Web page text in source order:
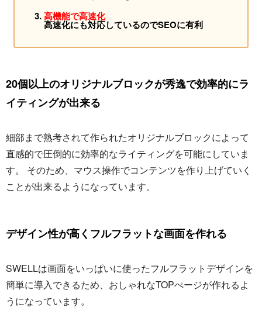
高機能で高速化
高速化にも対応しているのでSEOに有利
20個以上のオリジナルブロックが秀逸で効率的にラ
イティングが出来る
細部まで熟考されて作られたオリジナルブロックによって
直感的で圧倒的に効率的なライティングを可能にしていま
す。 そのため、マウス操作でコンテンツを作り上げていく
ことが出来るようになっています。
デザイン性が高くフルフラットな画面を作れる
SWELLは画面をいっぱいに使ったフルフラットデザインを
簡単に導入できるため、おしゃれなTOPぺージが作れるよ
うになっています。